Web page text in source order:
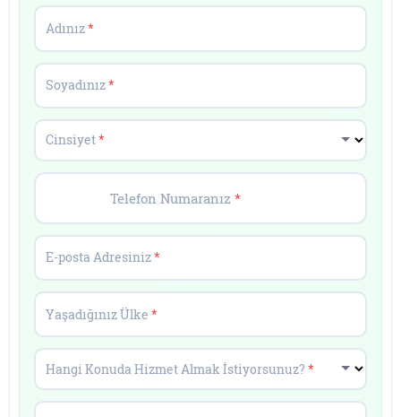
Adınız*
Soyadınız*
Cinsiyet*
Telefon Numaranız *
E-posta Adresiniz*
Yaşadığınız Ülke*
Hangi Konuda Hizmet Almak İstiyorsunuz?*